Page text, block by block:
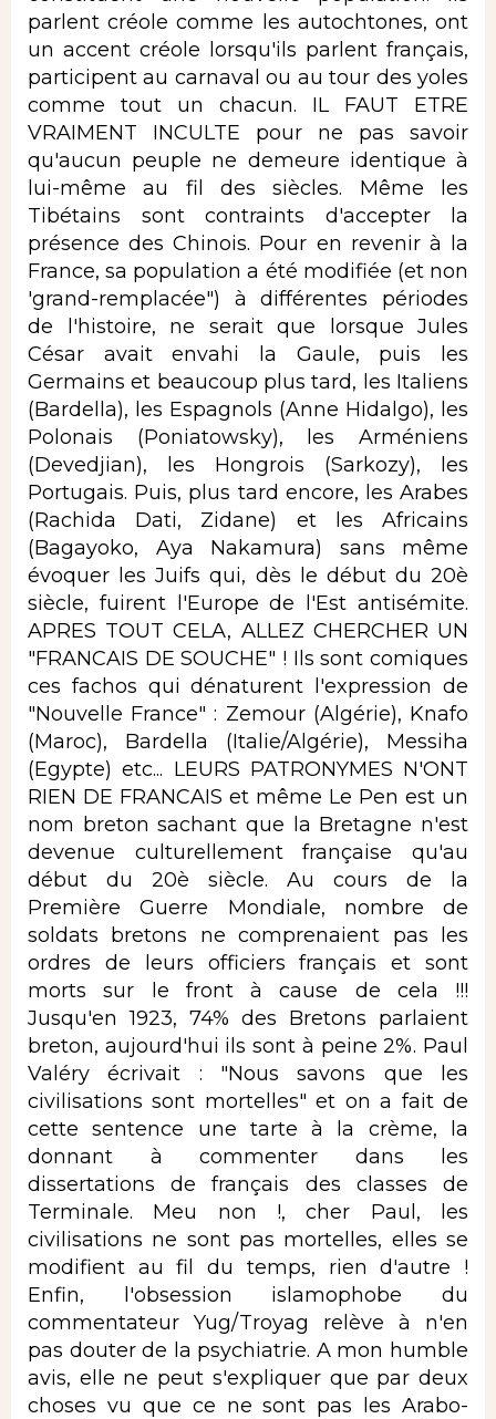
parlent créole comme les autochtones, ont
un accent créole lorsqu'ils parlent français,
participent au carnaval ou au tour des yoles
comme tout un chacun. IL FAUT ETRE
VRAIMENT INCULTE pour ne pas savoir
qu'aucun peuple ne demeure identique à
lui-même au fil des siècles. Même les
Tibétains sont contraints d'accepter la
présence des Chinois. Pour en revenir à la
France, sa population a été modifiée (et non
'grand-remplacée") à différentes périodes
de l'histoire, ne serait que lorsque Jules
César avait envahi la Gaule, puis les
Germains et beaucoup plus tard, les Italiens
(Bardella), les Espagnols (Anne Hidalgo), les
Polonais (Poniatowsky), les Arméniens
(Devedjian), les Hongrois (Sarkozy), les
Portugais. Puis, plus tard encore, les Arabes
(Rachida Dati, Zidane) et les Africains
(Bagayoko, Aya Nakamura) sans même
évoquer les Juifs qui, dès le début du 20è
siècle, fuirent l'Europe de l'Est antisémite.
APRES TOUT CELA, ALLEZ CHERCHER UN
"FRANCAIS DE SOUCHE" ! Ils sont comiques
ces fachos qui dénaturent l'expression de
"Nouvelle France" : Zemour (Algérie), Knafo
(Maroc), Bardella (Italie/Algérie), Messiha
(Egypte) etc... LEURS PATRONYMES N'ONT
RIEN DE FRANCAIS et même Le Pen est un
nom breton sachant que la Bretagne n'est
devenue culturellement française qu'au
début du 20è siècle. Au cours de la
Première Guerre Mondiale, nombre de
soldats bretons ne comprenaient pas les
ordres de leurs officiers français et sont
morts sur le front à cause de cela !!!
Jusqu'en 1923, 74% des Bretons parlaient
breton, aujourd'hui ils sont à peine 2%. Paul
Valéry écrivait : "Nous savons que les
civilisations sont mortelles" et on a fait de
cette sentence une tarte à la crème, la
donnant à commenter dans les
dissertations de français des classes de
Terminale. Meu non !, cher Paul, les
civilisations ne sont pas mortelles, elles se
modifient au fil du temps, rien d'autre !
Enfin, l'obsession islamophobe du
commentateur Yug/Troyag relève à n'en
pas douter de la psychiatrie. A mon humble
avis, elle ne peut s'expliquer que par deux
choses vu que ce ne sont pas les Arabo-